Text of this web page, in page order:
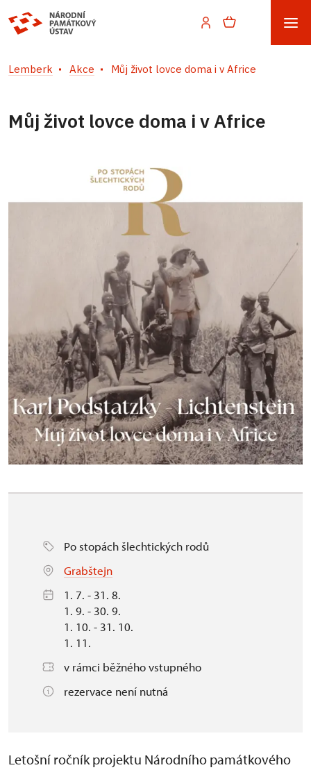
Lemberk Akce Můj život lovce doma i v Africe
Můj život lovce doma i v Africe
Po stopách šlechtických rodů
Grabštejn
1. 7. - 31. 8.
1. 9. - 30. 9.
1. 10. - 31. 10.
1. 11.
v rámci běžného vstupného
rezervace není nutná
Letošní ročník projektu Národního památkového